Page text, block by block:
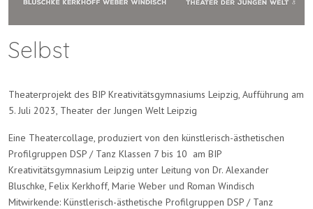
Selbst
Theaterprojekt des BIP Kreativitätsgymnasiums Leipzig, Aufführung am
5. Juli 2023, Theater der Jungen Welt Leipzig
Eine Theatercollage, produziert von den künstlerisch-ästhetischen
Profilgruppen DSP / Tanz Klassen 7 bis 10 am BIP
Kreativitätsgymnasium Leipzig unter Leitung von Dr. Alexander
Bluschke, Felix Kerkhoff, Marie Weber und Roman Windisch
Mitwirkende: Künstlerisch-ästhetische Profilgruppen DSP / Tanz